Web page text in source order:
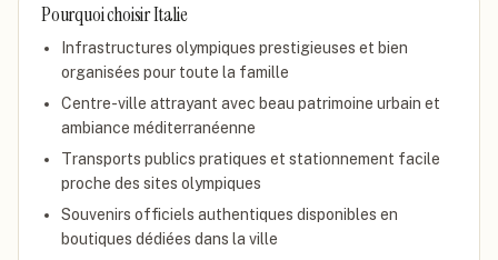
Pourquoi choisirItalie
Infrastructures olympiques prestigieuses et bien
organisées pour toute la famille
Centre-ville attrayant avec beau patrimoine urbain et
ambiance méditerranéenne
Transports publics pratiques et stationnement facile
proche des sites olympiques
Souvenirs officiels authentiques disponibles en
boutiques dédiées dans la ville